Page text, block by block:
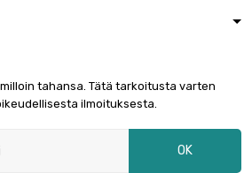
tahansa. Tätä tarkoitusta varten
ilmoituksesta.
OK